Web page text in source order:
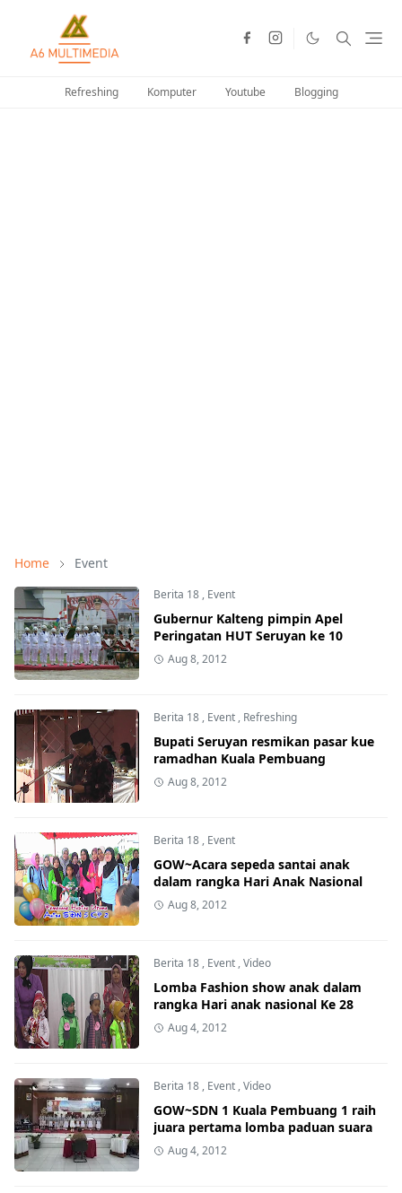
Refreshing Komputer Youtube Blogging
Home Event
Berita 18, Event
Gubernur Kalteng pimpin Apel
Peringatan HUT Seruyan ke 10
Aug 8, 2012
Berita 18, Event, Refreshing
Bupati Seruyan resmikan pasar kue
ramadhan Kuala Pembuang
Aug 8, 2012
Berita 18, Event
GOW~Acara sepeda santai anak
dalam rangka Hari Anak Nasional
Aug 8, 2012
Berita 18, Event,Video
Lomba Fashion show anak dalam
rangka Hari anak nasional Ke 28
Aug 4, 2012
Berita 18, Event,Video
GOW~SDN 1 Kuala Pembuang 1 raih
juara pertama lomba paduan suara
Aug 4, 2012